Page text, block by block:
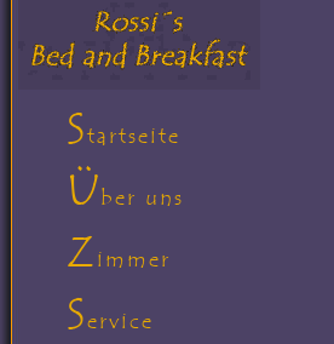
Startseite
Über uns
Zimmer
Service